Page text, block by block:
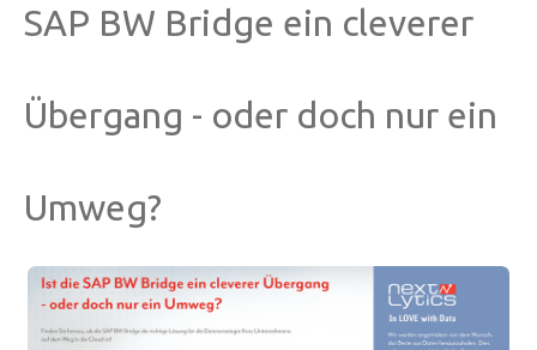
SAP BW Bridge ein cleverer
Übergang - oder doch nur ein
Umweg?